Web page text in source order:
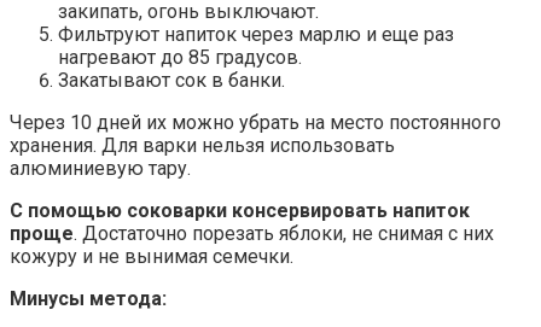
закипать, огонь выключают.
Фильтруют напиток через марлю и еще раз
нагревают до 85 градусов.
Закатывают сок в банки.
Через 10 дней их можно убрать на место постоянного
хранения. Для варки нельзя использовать
алюминиевую тару.
С помощью соковарки консервировать напиток
проще. Достаточно порезать яблоки, не снимая с них
кожуру и не вынимая семечки.
Минусы метода: